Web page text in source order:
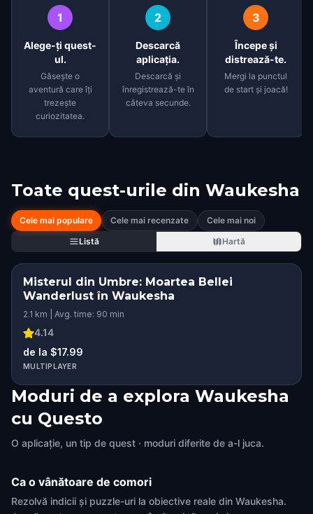
1
Alege-ți quest-
ul.
Găsește o
aventură care îți
trezește
curiozitatea.
2
Descarcă
aplicația.
Descarcă și
înregistrează-te în
câteva secunde.
3
Începe și
distrează-te.
Mergi la punctul
de start și joacă!
Toate quest-urile din Waukesha
Cele mai populare Cele mai recenzate
Cele mai noi
Listă
Hartă
Misterul din Umbre: Moartea Bellei
Wanderlust în Waukesha
2.1 km | Avg. time: 90 min
4.14
de la $17.99
MULTIPLAYER
Moduri de a explora Waukesha
cu Questo
O aplicație, un tip de quest · moduri diferite de a-l juca.
Ca o vânătoare de comori
Rezolvă indicii și puzzle-uri la obiective reale din Waukesha.